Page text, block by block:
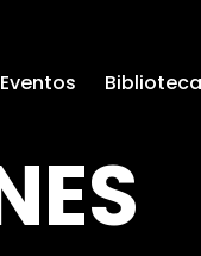
Eventos Biblioteca